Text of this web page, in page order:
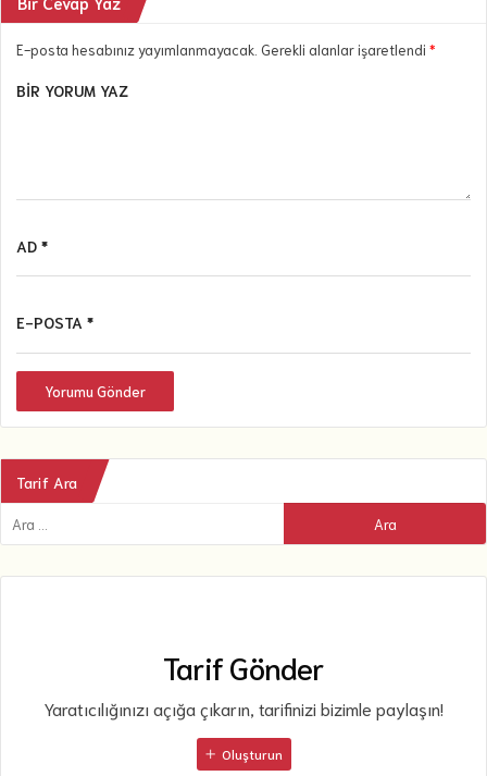
E-posta hesabınız yayımlanmayacak. Gerekli alanlar işaretlendi *
BIR YORUM YAZ
AD *
E-POSTA *
Yorumu Gönder
Tarif Ara
Tarif Gönder
Yaratıcılığınızı açığa çıkarın, tarifinizi bizimle paylaşın!
Oluşturun